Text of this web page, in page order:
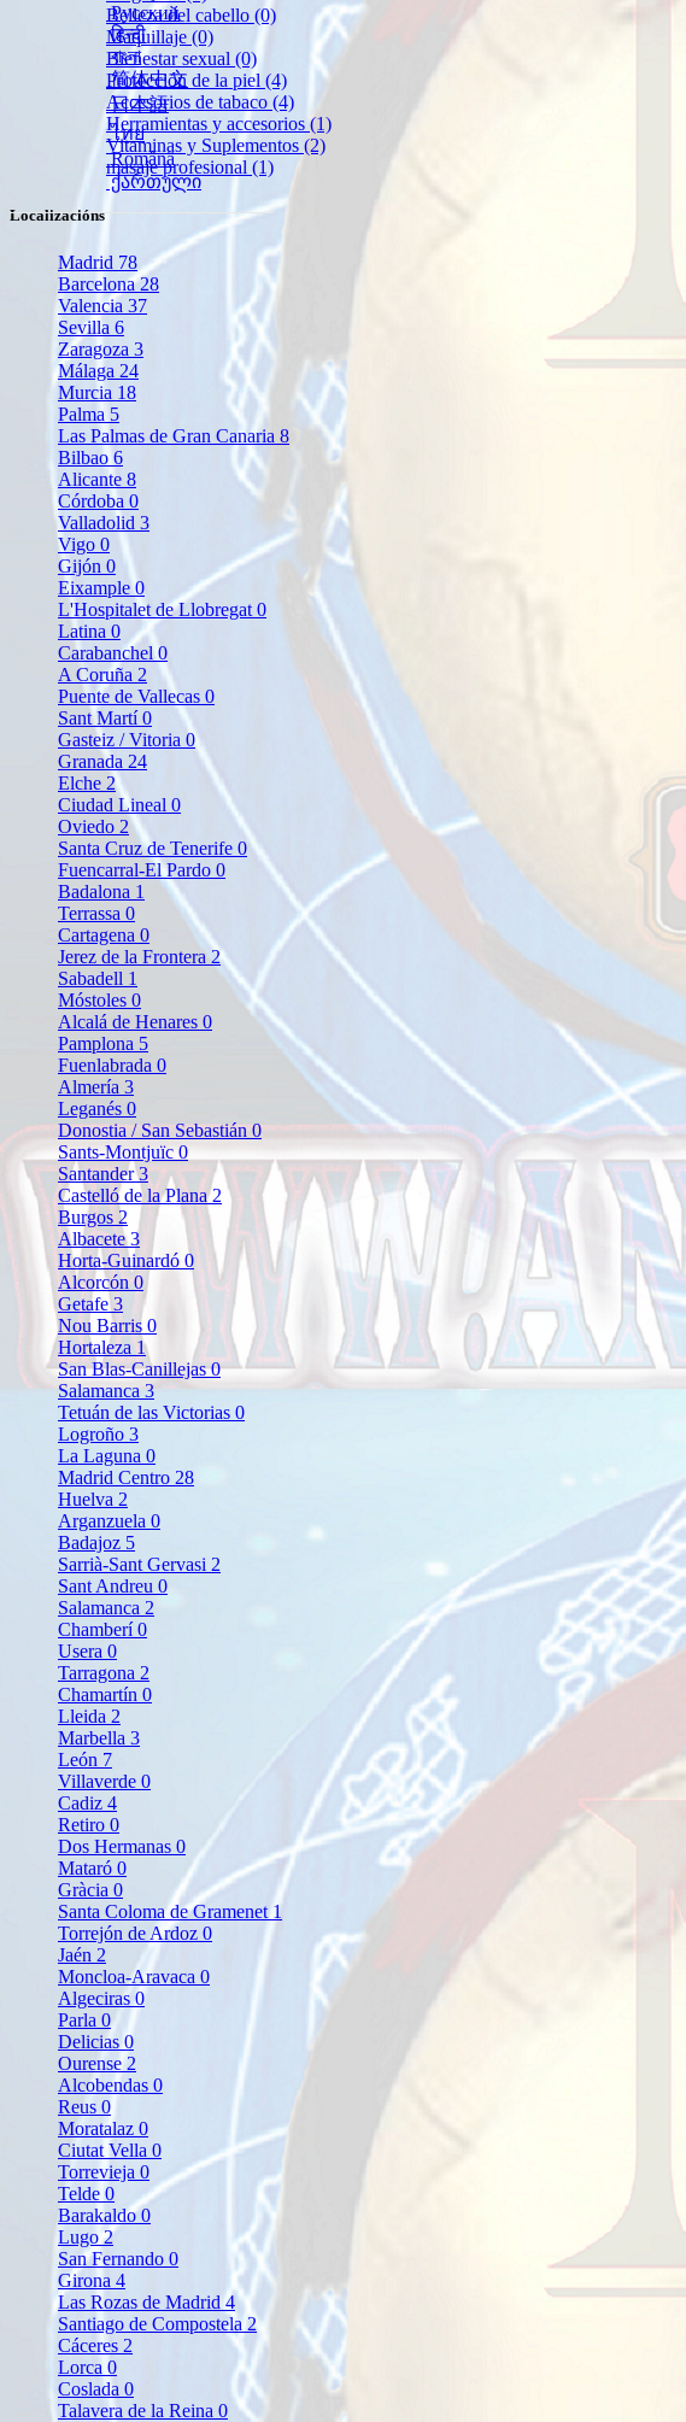
Русский
हिन्दी
বাংলা
简体中文
日本語
ไทย
Română
ქართული
Belleza del cabello (0)
Maquillaje (0)
Bienestar sexual (0)
Protección de la piel (4)
Accesorios de tabaco (4)
Herramientas y accesorios (1)
Vitaminas y Suplementos (2)
masaje profesional (1)
Localizacións
Madrid 78
Barcelona28
Valencia 37
Sevilla 6
Zaragoza 3
Málaga 24
Murcia 18
Palma 5
Las Palmas de Gran Canaria 8
Bilbao 6
Alicante 8
Córdoba 0
Valladolid 3
Vigo 0
Gijón 0
Eixample 0
L'Hospitalet de Llobregat 0
Latina 0
Carabanchel 0
A Coruña 2
Puente de Vallecas 0
Sant Martí0
Gasteiz / Vitoria 0
Granada 24
Elche 2
Ciudad Lineal 0
Oviedo 2
Santa Cruz de Tenerife 0
Fuencarral-El Pardo 0
Badalona 1
Terrassa 0
Cartagena 0
Jerez de la Frontera2
Sabadell 1
Móstoles 0
Alcalá de Henares 0
Pamplona 5
Fuenlabrada 0
Almería 3
Leganés 0
Donostia / San Sebastián0
Sants-Montjuïc0
Santander3
Castelló de la Plana2
Burgos 2
Albacete3
Horta-Guinardó 0
Alcorcón0
Getafe3
Nou Barris 0
Hortaleza1
San Blas-Canillejas0
Salamanca3
Tetuán de las Victorias 0
Logroño 3
La Laguna 0
Madrid Centro 28
Huelva 2
Arganzuela 0
Badajoz 5
Sarrià-Sant Gervasi 2
Sant Andreu 0
Salamanca 2
Chamberí0
Usera 0
Tarragona 2
Chamartín 0
Lleida 2
Marbella 3
León 7
Villaverde 0
Cadiz 4
Retiro 0
Dos Hermanas 0
Mataró 0
Gràcia 0
Santa Coloma de Gramenet 1
Torrejón de Ardoz 0
Jaén 2
Moncloa-Aravaca 0
Algeciras 0
Parla 0
Delicias 0
Ourense 2
Alcobendas 0
Reus 0
Moratalaz 0
Ciutat Vella 0
Torrevieja 0
Telde 0
Barakaldo0
Lugo2
San Fernando 0
Girona 4
Las Rozas de Madrid 4
Santiago de Compostela2
Cáceres 2
Lorca 0
Coslada 0
Talavera de la Reina 0